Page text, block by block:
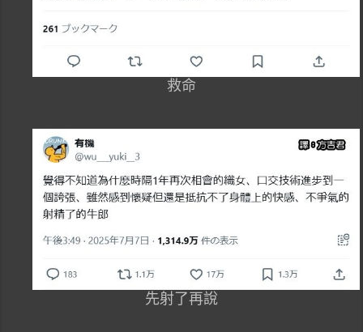
救命
先射了再說